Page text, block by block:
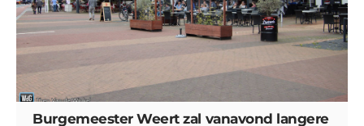
Burgemeester Weert zal vanavond langere